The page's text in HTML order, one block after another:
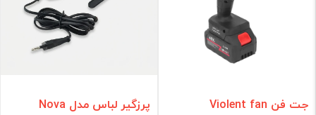
جت فن Violent fan پرزگیر لباس مدل Nova